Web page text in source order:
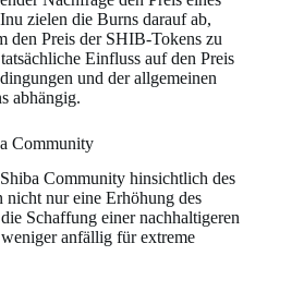
zielen die Burns darauf ab,
den Preis der SHIB-Tokens zu
Einfluss auf den Preis
und der allgemeinen
abhängig​.
Community
Community hinsichtlich des
nur eine Erhöhung des
Schaffung einer nachhaltigeren
anfällig für extreme